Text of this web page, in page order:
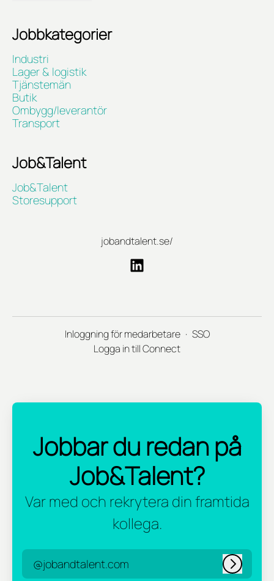
Jobbkategorier
Industri
Lager & logistik
Tjänstemän
Butik
Ombygg/leverantör
Transport
Job&Talent
Job&Talent
Storesupport
jobandtalent.se/
Inloggning för medarbetare · SSO
Logga in till Connect
Jobbar du redan på
Job&Talent?
Var med och rekrytera din framtida
kollega.
@jobandtalent.com Logga in